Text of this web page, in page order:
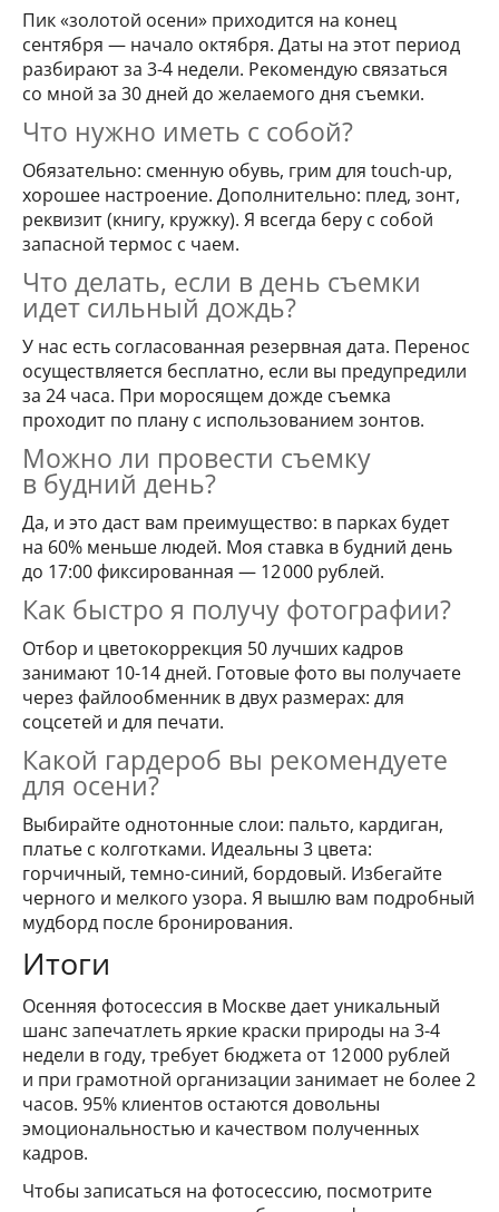
Пик «золотой осени» приходится на конец
сентября — начало октября. Даты на этот период
разбирают за 3-4 недели. Рекомендую связаться
со мной за 30 дней до желаемого дня съемки.
Что нужно иметь с собой?
Обязательно: сменную обувь, грим для touch-up,
хорошее настроение. Дополнительно: плед, зонт,
реквизит (книгу, кружку). Я всегда беру с собой
запасной термос с чаем.
Что делать, если в день съемки
идет сильный дождь?
У нас есть согласованная резервная дата. Перенос
осуществляется бесплатно, если вы предупредили
за 24 часа. При моросящем дожде съемка
проходит по плану с использованием зонтов.
Можно ли провести съемку
в будний день?
Да, и это даст вам преимущество: в парках будет
на 60% меньше людей. Моя ставка в будний день
до 17:00 фиксированная — 12 000 рублей.
Как быстро я получу фотографии?
Отбор и цветокоррекция 50 лучших кадров
занимают 10-14 дней. Готовые фото вы получаете
через файлообменник в двух размерах: для
соцсетей и для печати.
Какой гардероб вы рекомендуете
для осени?
Выбирайте однотонные слои: пальто, кардиган,
платье с колготками. Идеальны 3 цвета:
горчичный, темно-синий, бордовый. Избегайте
черного и мелкого узора. Я вышлю вам подробный
мудборд после бронирования.
Итоги
Осенняя фотосессия в Москве дает уникальный
шанс запечатлеть яркие краски природы на 3-4
недели в году, требует бюджета от 12 000 рублей
и при грамотной организации занимает не более 2
часов. 95% клиентов остаются довольны
эмоциональностью и качеством полученных
кадров.
Чтобы записаться на фотосессию, посмотрите